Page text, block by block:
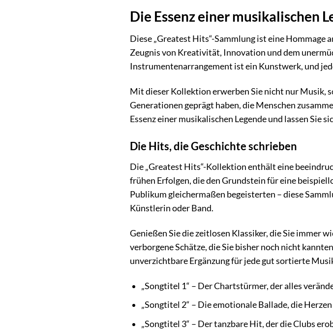
Die Essenz einer musikalischen
Diese „Greatest Hits“-Sammlung ist eine Hommage
Zeugnis von Kreativität, Innovation und dem
Instrumentenarrangement ist ein Kunstwerk, und
Mit dieser Kollektion erwerben Sie nicht nur Musik,
Generationen geprägt haben, die Menschen
Essenz einer musikalischen Legende und lassen Sie
Die Hits, die Geschichte schrieben
Die „Greatest Hits“-Kollektion enthält eine
frühen Erfolgen, die den Grundstein für eine
Publikum gleichermaßen begeisterten – diese
Künstlerin oder Band.
Genießen Sie die zeitlosen Klassiker, die Sie immer
verborgene Schätze, die Sie bisher noch nicht
unverzichtbare Ergänzung für jede gut sortierte
„Songtitel 1“ – Der Chartstürmer, der alles
„Songtitel 2“ – Die emotionale Ballade, die
„Songtitel 3“ – Der tanzbare Hit, der die Clubs